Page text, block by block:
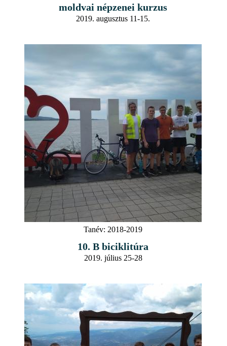
moldvai népzenei kurzus
2019. augusztus 11-15.
Tanév: 2018-2019
10. B biciklitúra
2019. július 25-28